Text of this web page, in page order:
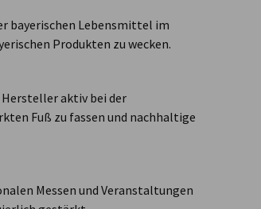
bayerischen Lebensmittel im
Produkten zu wecken.
aktiv bei der
Fuß zu fassen und nachhaltige
Messen und Veranstaltungen